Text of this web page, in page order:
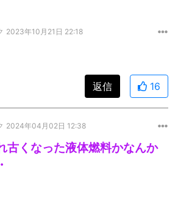
2023年10月21日 22:18
返信 16
2024年04月02日 12:38
古くなった液体燃料かなんか